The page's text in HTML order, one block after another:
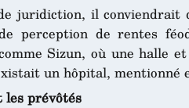
juridiction, il conviendrait
perception de rentes
Sizun, où une halle
un hôpital, mentionné
les prévôtés